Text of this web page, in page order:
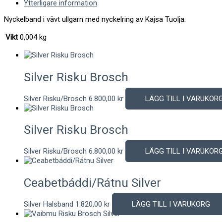
Ytterligare information
Nyckelband i vävt ullgarn med nyckelring av Kajsa Tuolja.
Vikt 0,004 kg
Silver Risku Brosch
Silver Risku/Brosch 6.800,00 kr LÄGG TILL I
Silver Risku Brosch
Silver Risku/Brosch 6.800,00 kr LÄGG TILL I
Ceabetbáddi/Rátnu Silver
Silver Halsband 1.820,00 kr LÄGG TILL I VARUKORG